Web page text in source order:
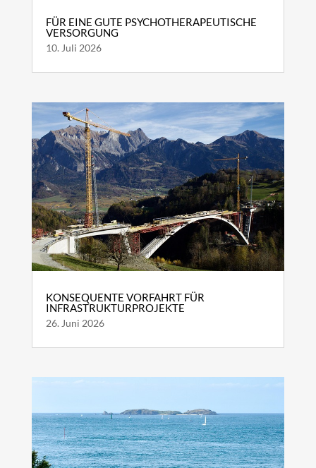
FÜR EINE GUTE PSYCHOTHERAPEUTISCHE
VERSORGUNG
10. Juli 2026
KONSEQUENTE VORFAHRT FÜR
INFRASTRUKTURPROJEKTE
26. Juni 2026